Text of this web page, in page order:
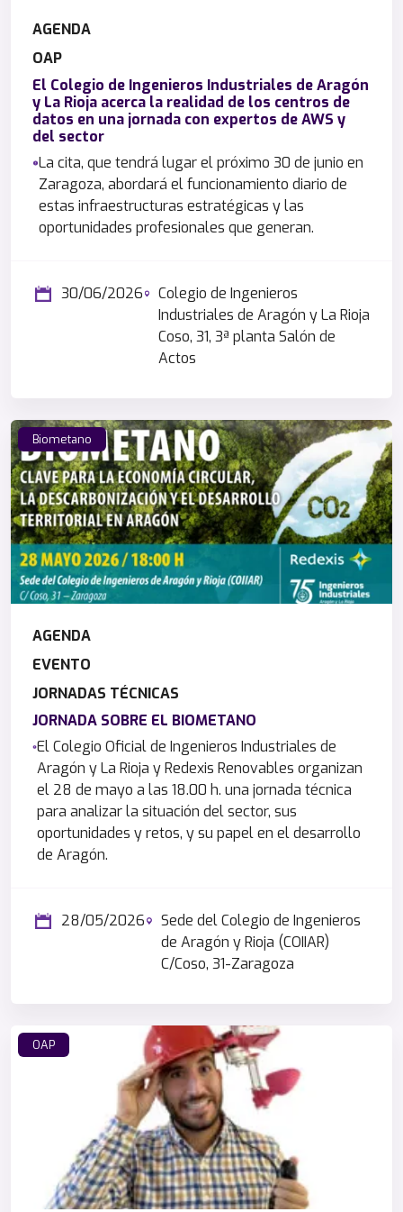
AGENDA
OAP
El Colegio de Ingenieros Industriales de Aragón
y La Rioja acerca la realidad de los centros de
datos en una jornada con expertos de AWS y
del sector
La cita, que tendrá lugar el próximo 30 de junio en
Zaragoza, abordará el funcionamiento diario de
estas infraestructuras estratégicas y las
oportunidades profesionales que generan.
30/06/2026
Colegio de Ingenieros
Industriales de Aragón y La Rioja
Coso, 31, 3ª planta Salón de
Actos
Biometano
AGENDA
EVENTO
JORNADAS TÉCNICAS
JORNADA SOBRE EL BIOMETANO
El Colegio Oficial de Ingenieros Industriales de
Aragón y La Rioja y Redexis Renovables organizan
el 28 de mayo a las 18.00 h. una jornada técnica
para analizar la situación del sector, sus
oportunidades y retos, y su papel en el desarrollo
de Aragón.
28/05/2026
Sede del Colegio de Ingenieros
de Aragón y Rioja (COIIAR)
C/Coso, 31-Zaragoza
OAP